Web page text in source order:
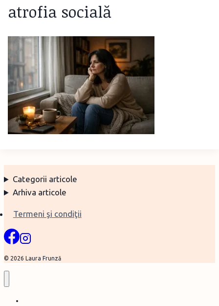
atrofia socială
Categorii articole
Arhiva articole
Termeni şi condiţii
© 2026 Laura Frunză